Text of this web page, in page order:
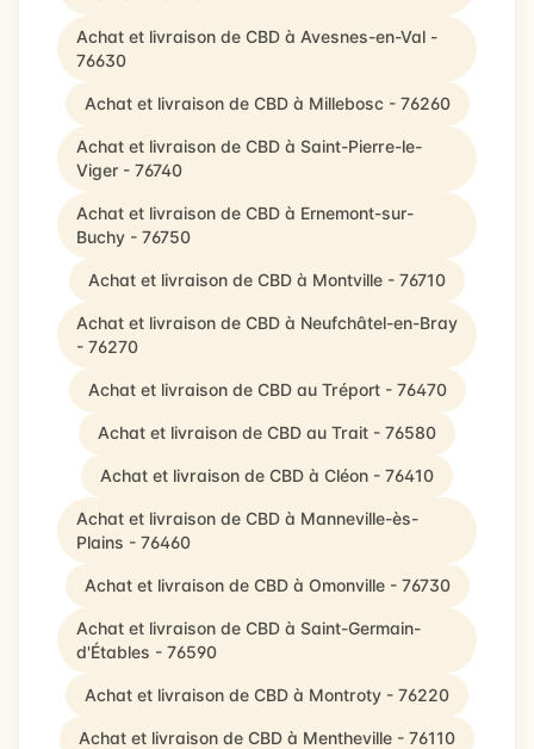
Achat et livraison de CBD à Avesnes-en-Val -
76630
Achat et livraison de CBD à Millebosc - 76260
Achat et livraison de CBD à Saint-Pierre-le-
Viger - 76740
Achat et livraison de CBD à Ernemont-sur-
Buchy - 76750
Achat et livraison de CBD à Montville - 76710
Achat et livraison de CBD à Neufchâtel-en-Bray
- 76270
Achat et livraison de CBD au Tréport - 76470
Achat et livraison de CBD au Trait - 76580
Achat et livraison de CBD à Cléon - 76410
Achat et livraison de CBD à Manneville-ès-
Plains - 76460
Achat et livraison de CBD à Omonville - 76730
Achat et livraison de CBD à Saint-Germain-
d'Étables - 76590
Achat et livraison de CBD à Montroty - 76220
Achat et livraison de CBD à Mentheville - 76110